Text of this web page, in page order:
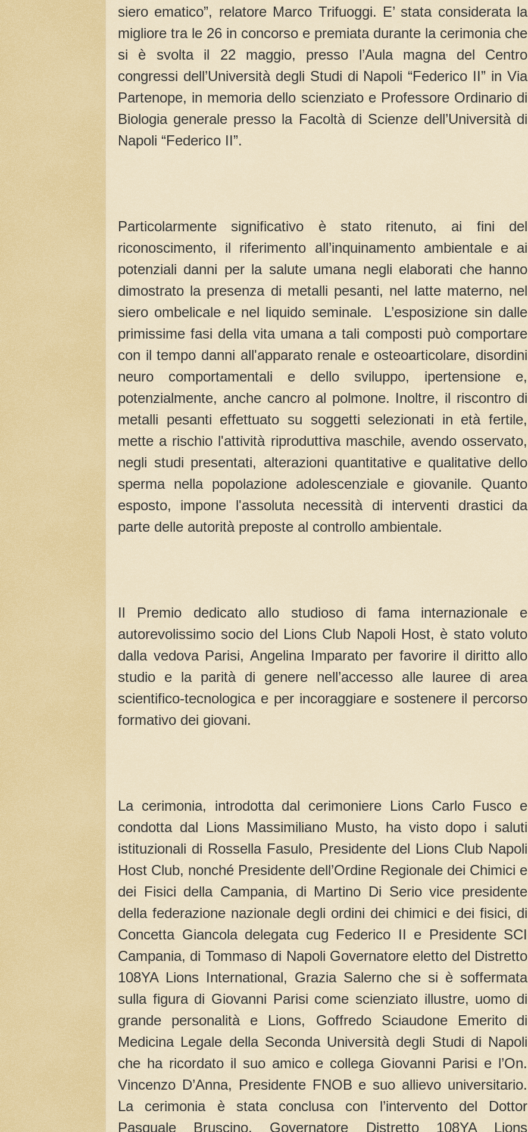
siero ematico”, relatore Marco Trifuoggi. E’ stata considerata la
migliore tra le 26 in concorso e premiata durante la cerimonia che
si è svolta il 22 maggio, presso l’Aula magna del Centro
congressi dell’Università degli Studi di Napoli “Federico II” in Via
Partenope, in memoria dello scienziato e Professore Ordinario di
Biologia generale presso la Facoltà di Scienze dell’Università di
Napoli “Federico II”.
Particolarmente significativo è stato ritenuto, ai fini del
riconoscimento, il riferimento all’inquinamento ambientale e ai
potenziali danni per la salute umana negli elaborati che hanno
dimostrato la presenza di metalli pesanti, nel latte materno, nel
siero ombelicale e nel liquido seminale. L’esposizione sin dalle
primissime fasi della vita umana a tali composti può comportare
con il tempo danni all'apparato renale e osteoarticolare, disordini
neuro comportamentali e dello sviluppo, ipertensione e,
potenzialmente, anche cancro al polmone. Inoltre, il riscontro di
metalli pesanti effettuato su soggetti selezionati in età fertile,
mette a rischio l'attività riproduttiva maschile, avendo osservato,
negli studi presentati, alterazioni quantitative e qualitative dello
sperma nella popolazione adolescenziale e giovanile. Quanto
esposto, impone l'assoluta necessità di interventi drastici da
parte delle autorità preposte al controllo ambientale.
Il Premio dedicato allo studioso di fama internazionale e
autorevolissimo socio del Lions Club Napoli Host, è stato voluto
dalla vedova Parisi, Angelina Imparato per favorire il diritto allo
studio e la parità di genere nell’accesso alle lauree di area
scientifico-tecnologica e per incoraggiare e sostenere il percorso
formativo dei giovani.
La cerimonia, introdotta dal cerimoniere Lions Carlo Fusco e
condotta dal Lions Massimiliano Musto, ha visto dopo i saluti
istituzionali di Rossella Fasulo, Presidente del Lions Club Napoli
Host Club, nonché Presidente dell’Ordine Regionale dei Chimici e
dei Fisici della Campania, di Martino Di Serio vice presidente
della federazione nazionale degli ordini dei chimici e dei fisici, di
Concetta Giancola delegata cug Federico II e Presidente SCI
Campania, di Tommaso di Napoli Governatore eletto del Distretto
108YA Lions International, Grazia Salerno che si è soffermata
sulla figura di Giovanni Parisi come scienziato illustre, uomo di
grande personalità e Lions, Goffredo Sciaudone Emerito di
Medicina Legale della Seconda Università degli Studi di Napoli
che ha ricordato il suo amico e collega Giovanni Parisi e l’On.
Vincenzo D’Anna, Presidente FNOB e suo allievo universitario.
La cerimonia è stata conclusa con l’intervento del Dottor
Pasquale Bruscino, Governatore Distretto 108YA Lions